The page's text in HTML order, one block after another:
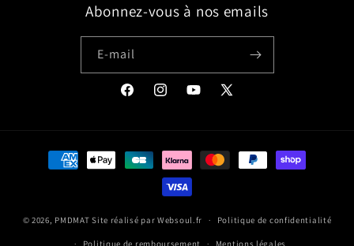
Abonnez-vous à nos emails
E-mail
FacebookInstagramYouTube
X
Moyens
© 2026, PMDMAT Site réalisé parWebsoul.fr Politique de confidentialité
Politique de remboursement Mentions légales